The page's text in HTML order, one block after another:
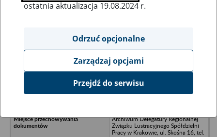
Ukryj wszystkie pozycje bazy
Rolnicza Spółdzielnia Produkcyjna
Archiwum Delegatury Regionalnej
Związku Lustracyjnego Spółdzielni
Pracy w Krakowie, ul. Skośna 16, tel.
ostatnia aktualizacja 19.08.2024 r.
Odrzuć opcjonalne
Zarządzaj opcjami
Przejdź do serwisu